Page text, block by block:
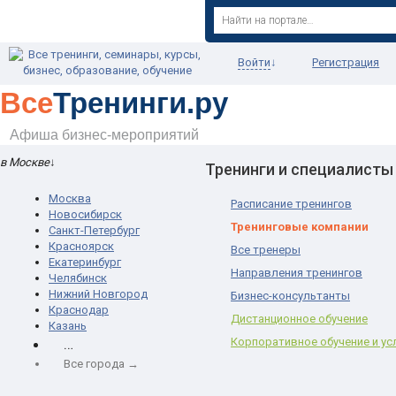
ВсеТренинги.ру
Афиша бизнес-мероприятий
в Москве↓
Москва
Новосибирск
Санкт-Петербург
Красноярск
Екатеринбург
Челябинск
Нижний Новгород
Краснодар
Казань
…
Все города →
Войти ↓ Регистрация
Тренинги и специалисты
Расписание тренингов
Тренинговые компании
Все тренеры
Направления тренингов
Бизнес-консультанты
Дистанционное обучение
Корпоративное обучение и